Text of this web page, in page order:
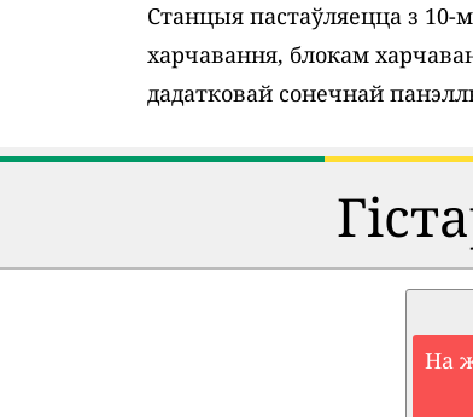
Станцыя пастаўляецца з
харчавання, блокам
дадатковай сонечнай
На